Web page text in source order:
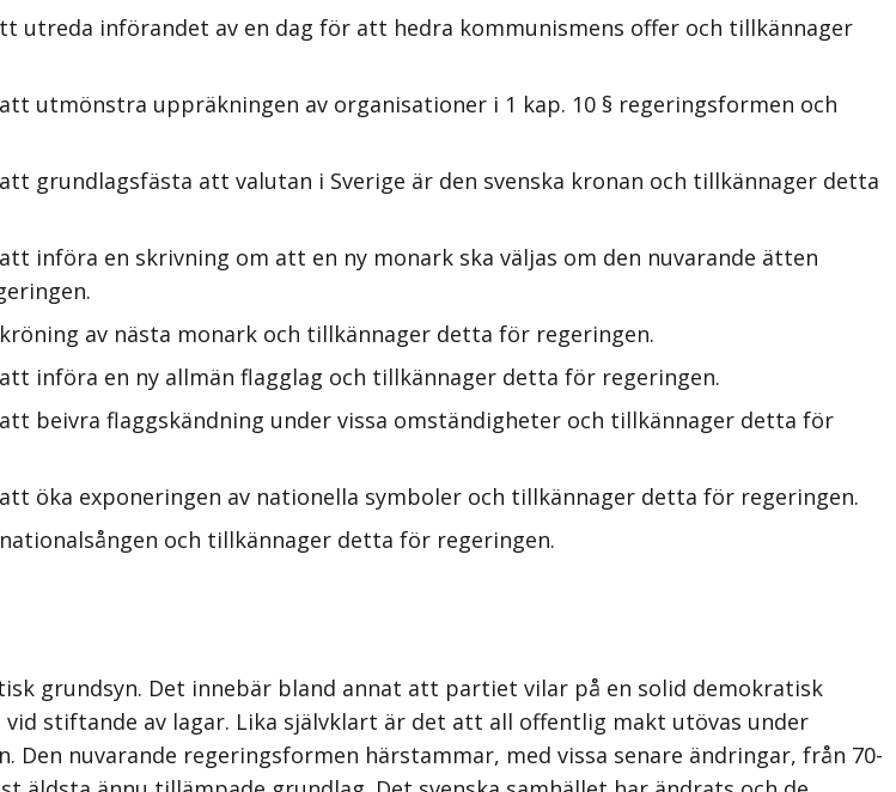
utreda införandet av en dag för att hedra kommunismens offer och tillkännager
utmönstra uppräkningen av organisationer i 1 kap. 10 § regeringsformen och
grundlagsfästa att valutan i Sverige är den svenska kronan och tillkännager detta
införa en skrivning om att en ny monark ska väljas om den nuvarande ätten
av nästa monark och tillkännager detta för regeringen.
införa en ny allmän flagglag och tillkännager detta för regeringen.
beivra flaggskändning under vissa omständigheter och tillkännager detta för
öka exponeringen av nationella symboler och tillkännager detta för regeringen.
och tillkännager detta för regeringen.
grundsyn. Det innebär bland annat att partiet vilar på en solid demokratisk
stiftande av lagar. Lika självklart är det att all offentlig makt utövas under
nuvarande regeringsformen härstammar, med vissa senare ändringar, från 70-